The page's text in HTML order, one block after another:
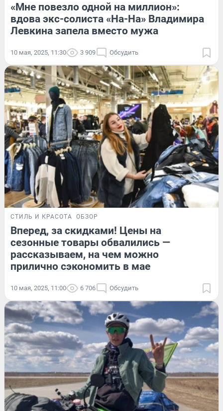
«Мне повезло одной на миллион»:
вдова экс-солиста «На-На» Владимира
Левкина запела вместо мужа
10 мая, 2025, 11:30 3 909 Обсудить
СТИЛЬ И КРАСОТА ОБЗОР
Вперед, за скидками! Цены на
сезонные товары обвалились —
рассказываем, на чем можно
прилично сэкономить в мае
10 мая, 2025, 11:00 6 706 Обсудить